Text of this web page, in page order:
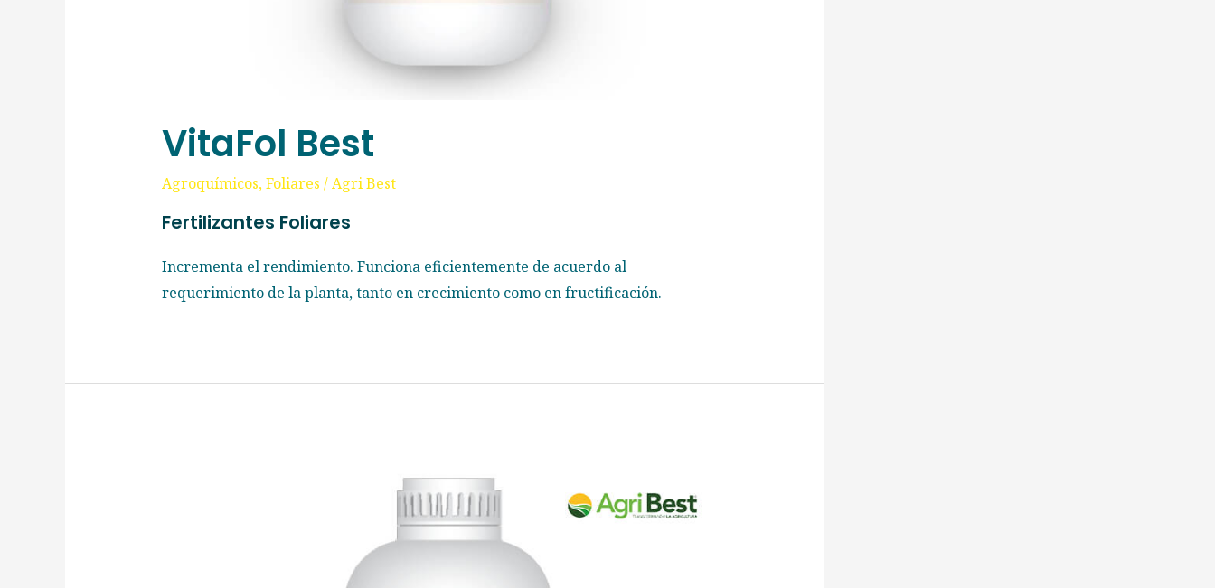
VitaFol Best
Agroquímicos,Foliares /Agri Best
Fertilizantes Foliares
Incrementa el rendimiento. Funciona eficientemente de acuerdo al
requerimiento de la planta, tanto en crecimiento como en fructificación.